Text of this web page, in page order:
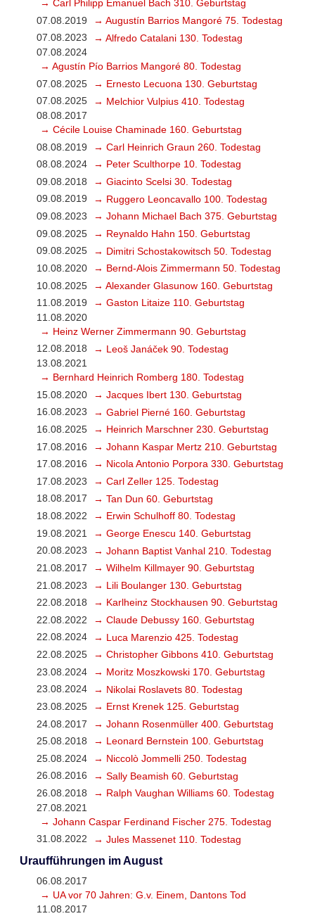
→ Carl Philipp Emanuel Bach 310. Geburtstag
07.08.2019
→ Augustín Barrios Mangoré 75. Todestag
07.08.2023
→ Alfredo Catalani 130. Todestag
07.08.2024
→ Agustín Pío Barrios Mangoré 80. Todestag
07.08.2025
→ Ernesto Lecuona 130. Geburtstag
07.08.2025
→ Melchior Vulpius 410. Todestag
08.08.2017
→ Cécile Louise Chaminade 160. Geburtstag
08.08.2019
→ Carl Heinrich Graun 260. Todestag
08.08.2024
→ Peter Sculthorpe 10. Todestag
09.08.2018
→ Giacinto Scelsi 30. Todestag
09.08.2019
→ Ruggero Leoncavallo 100. Todestag
09.08.2023
→ Johann Michael Bach 375. Geburtstag
09.08.2025
→ Reynaldo Hahn 150. Geburtstag
09.08.2025
→ Dimitri Schostakowitsch 50. Todestag
10.08.2020
→ Bernd-Alois Zimmermann 50. Todestag
10.08.2025
→ Alexander Glasunow 160. Geburtstag
11.08.2019
→ Gaston Litaize 110. Geburtstag
11.08.2020
→ Heinz Werner Zimmermann 90. Geburtstag
12.08.2018
→ Leoš Janáček 90. Todestag
13.08.2021
→ Bernhard Heinrich Romberg 180. Todestag
15.08.2020
→ Jacques Ibert 130. Geburtstag
16.08.2023
→ Gabriel Pierné 160. Geburtstag
16.08.2025
→ Heinrich Marschner 230. Geburtstag
17.08.2016
→ Johann Kaspar Mertz 210. Geburtstag
17.08.2016
→ Nicola Antonio Porpora 330. Geburtstag
17.08.2023
→ Carl Zeller 125. Todestag
18.08.2017
→ Tan Dun 60. Geburtstag
18.08.2022
→ Erwin Schulhoff 80. Todestag
19.08.2021
→ George Enescu 140. Geburtstag
20.08.2023
→ Johann Baptist Vanhal 210. Todestag
21.08.2017
→ Wilhelm Killmayer 90. Geburtstag
21.08.2023
→ Lili Boulanger 130. Geburtstag
22.08.2018
→ Karlheinz Stockhausen 90. Geburtstag
22.08.2022
→ Claude Debussy 160. Geburtstag
22.08.2024
→ Luca Marenzio 425. Todestag
22.08.2025
→ Christopher Gibbons 410. Geburtstag
23.08.2024
→ Moritz Moszkowski 170. Geburtstag
23.08.2024
→ Nikolai Roslavets 80. Todestag
23.08.2025
→ Ernst Krenek 125. Geburtstag
24.08.2017
→ Johann Rosenmüller 400. Geburtstag
25.08.2018
→ Leonard Bernstein 100. Geburtstag
25.08.2024
→ Niccolò Jommelli 250. Todestag
26.08.2016
→ Sally Beamish 60. Geburtstag
26.08.2018
→ Ralph Vaughan Williams 60. Todestag
27.08.2021
→ Johann Caspar Ferdinand Fischer 275. Todestag
31.08.2022
→ Jules Massenet 110. Todestag
Uraufführungen im August
06.08.2017
→ UA vor 70 Jahren: G.v. Einem, Dantons Tod
11.08.2017